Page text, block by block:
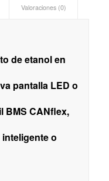
Valoraciones (0)
de etanol en
pantalla LED o
BMS CANflex,
o